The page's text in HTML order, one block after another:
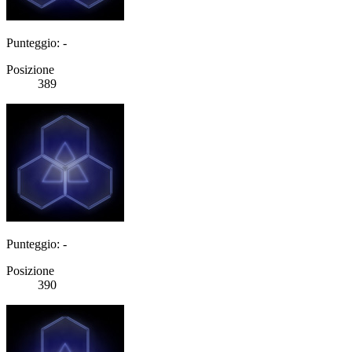
Punteggio: -
Posizione
389
Punteggio: -
Posizione
390